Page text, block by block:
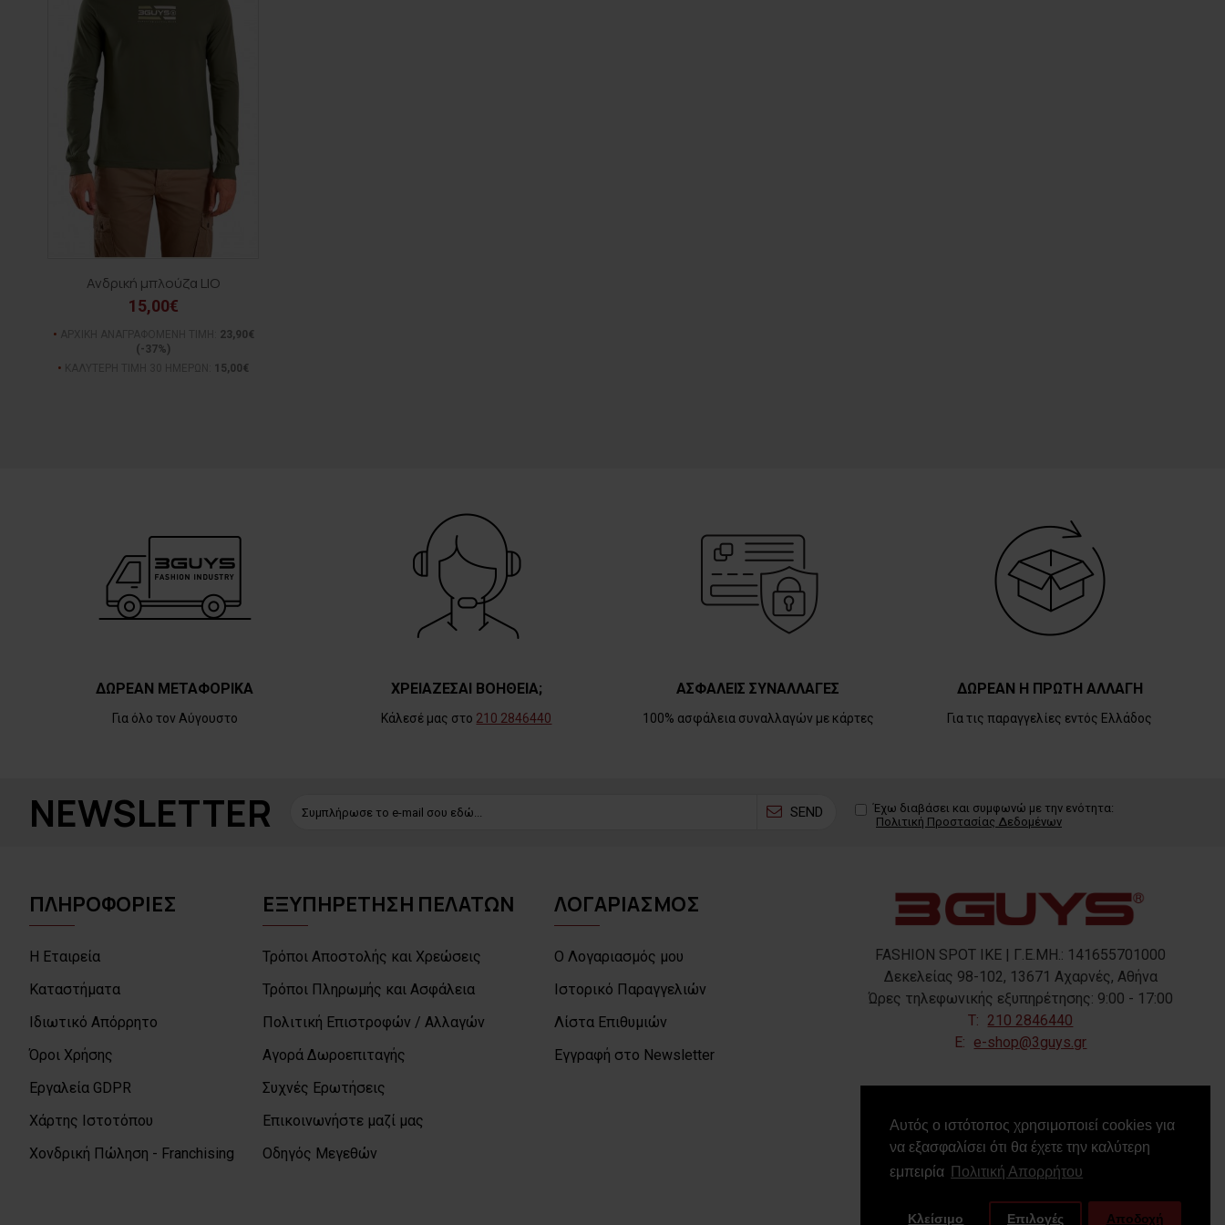
Αυτός ο ιστότοπος χρησιμοποιεί cookies για
να εξασφαλίσει ότι θα έχετε την καλύτερη
εμπειρία Πολιτική Απορρήτου
Κλείσιμο Επιλογές Αποδοχή
Ανδρική μπλούζα LIO
15,00€
23,90€
(-37%)
15,00€
ΔΩΡΕΑΝ ΜΕΤΑΦΟΡΙΚΑ
Για όλο τον Αύγουστο
ΧΡΕΙΑΖΕΣΑΙ ΒΟΗΘΕΙΑ;
Κάλεσέ μας στο 210 2846440
ΑΣΦΑΛΕΙΣ ΣΥΝΑΛΛΑΓΕΣ
100% ασφάλεια συναλλαγών με κάρτες
ΔΩΡΕΑΝ Η ΠΡΩΤΗ ΑΛΛΑΓΗ
Για τις παραγγελίες εντός Ελλάδος
NEWSLETTER SEND
Έχω διαβάσει και συμφωνώ με την ενότητα:
Πολιτική Προστασίας Δεδομένων
ΠΛΗΡΟΦΟΡΙΕΣ
Η Εταιρεία
Καταστήματα
Ιδιωτικό Απόρρητο
Όροι Χρήσης
Εργαλεία GDPR
Χάρτης Ιστοτόπου
Χονδρική Πώληση - Franchising
ΕΞΥΠΗΡΕΤΗΣΗ ΠΕΛΑΤΩΝ
Τρόποι Αποστολής και Χρεώσεις
Τρόποι Πληρωμής και Ασφάλεια
Πολιτική Επιστροφών / Αλλαγών
Αγορά Δωροεπιταγής
Συχνές Ερωτήσεις
Επικοινωνήστε μαζί μας
Οδηγός Μεγεθών
ΛΟΓΑΡΙΑΣΜΟΣ
Ο Λογαριασμός μου
Ιστορικό Παραγγελιών
Λίστα Επιθυμιών
Εγγραφή στο Newsletter
FASHION SPOT IKE | Γ.Ε.ΜΗ.: 141655701000
Δεκελείας 98-102, 13671 Αχαρνές, Αθήνα
Ώρες τηλεφωνικής εξυπηρέτησης: 9:00 - 17:00
T: 210 2846440
E: e-shop@3guys.gr